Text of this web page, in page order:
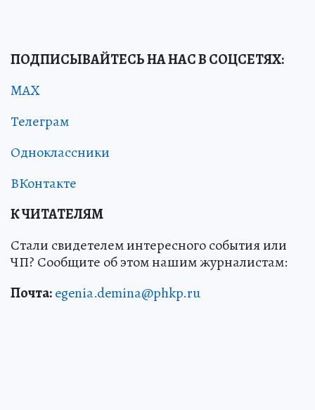
ПОДПИСЫВАЙТЕСЬ НА НАС В СОЦСЕТЯХ:
MAX
Телеграм
Одноклассники
ВКонтакте
К ЧИТАТЕЛЯМ
Стали свидетелем интересного события или
ЧП? Сообщите об этом нашим журналистам:
Почта:egenia.demina@phkp.ru